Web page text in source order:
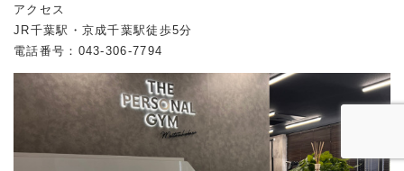
アクセス
JR千葉駅・京成千葉駅徒歩5分
電話番号：043-306-7794